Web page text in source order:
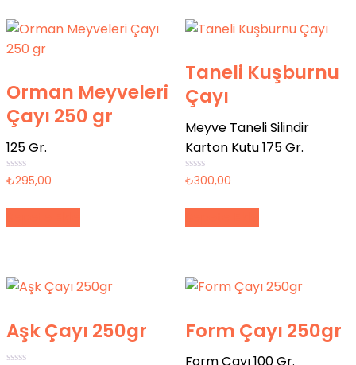
Orman Meyveleri
Çayı 250 gr
125 Gr.
5
üzerinden
oy
₺295,00
Taneli Kuşburnu
Çayı
Meyve Taneli Silindir
Karton Kutu 175 Gr.
5
üzerinden
oy
₺300,00
Aşk Çayı 250gr Form Çayı 250gr